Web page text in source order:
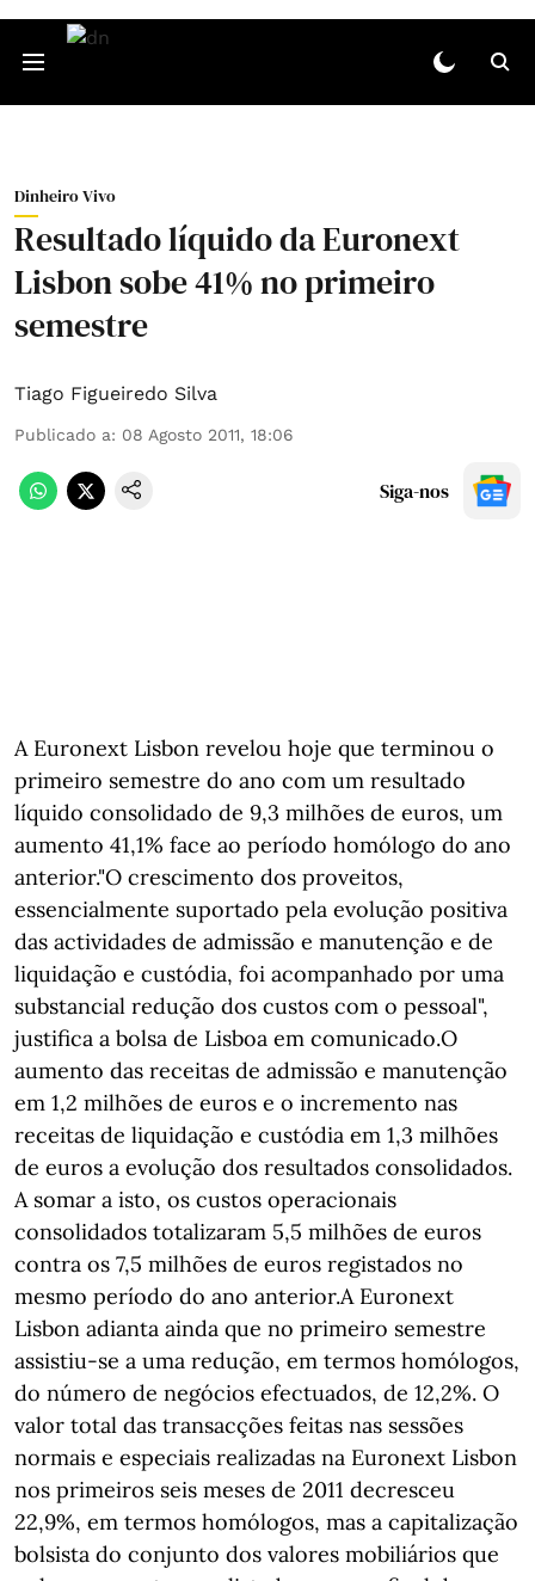
Dinheiro Vivo
Resultado líquido da Euronext
Lisbon sobe 41% no primeiro
semestre
Tiago Figueiredo Silva
Publicado a: 08 Agosto 2011, 18:06
Siga-nos
A Euronext Lisbon revelou hoje que terminou o
primeiro semestre do ano com um resultado
líquido consolidado de 9,3 milhões de euros, um
aumento 41,1% face ao período homólogo do ano
anterior."O crescimento dos proveitos,
essencialmente suportado pela evolução positiva
das actividades de admissão e manutenção e de
liquidação e custódia, foi acompanhado por uma
substancial redução dos custos com o pessoal",
justifica a bolsa de Lisboa em comunicado.O
aumento das receitas de admissão e manutenção
em 1,2 milhões de euros e o incremento nas
receitas de liquidação e custódia em 1,3 milhões
de euros a evolução dos resultados consolidados.
A somar a isto, os custos operacionais
consolidados totalizaram 5,5 milhões de euros
contra os 7,5 milhões de euros registados no
mesmo período do ano anterior.A Euronext
Lisbon adianta ainda que no primeiro semestre
assistiu-se a uma redução, em termos homólogos,
do número de negócios efectuados, de 12,2%. O
valor total das transacções feitas nas sessões
normais e especiais realizadas na Euronext Lisbon
nos primeiros seis meses de 2011 decresceu
22,9%, em termos homólogos, mas a capitalização
bolsista do conjunto dos valores mobiliários que